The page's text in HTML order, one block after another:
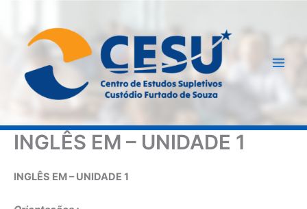
INGLÊS EM – UNIDADE 1
INGLÊS EM – UNIDADE 1